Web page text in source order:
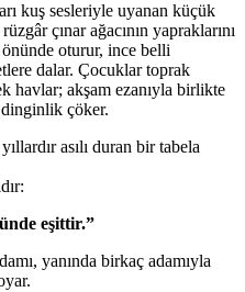
kuş sesleriyle uyanan küçük
çınar ağacının yapraklarını
oturur, ince belli
dalar. Çocuklar toprak
havlar; akşam ezanıyla birlikte
dinginlik çöker.
asılı duran bir tabela
eşittir.”
yanında birkaç adamıyla